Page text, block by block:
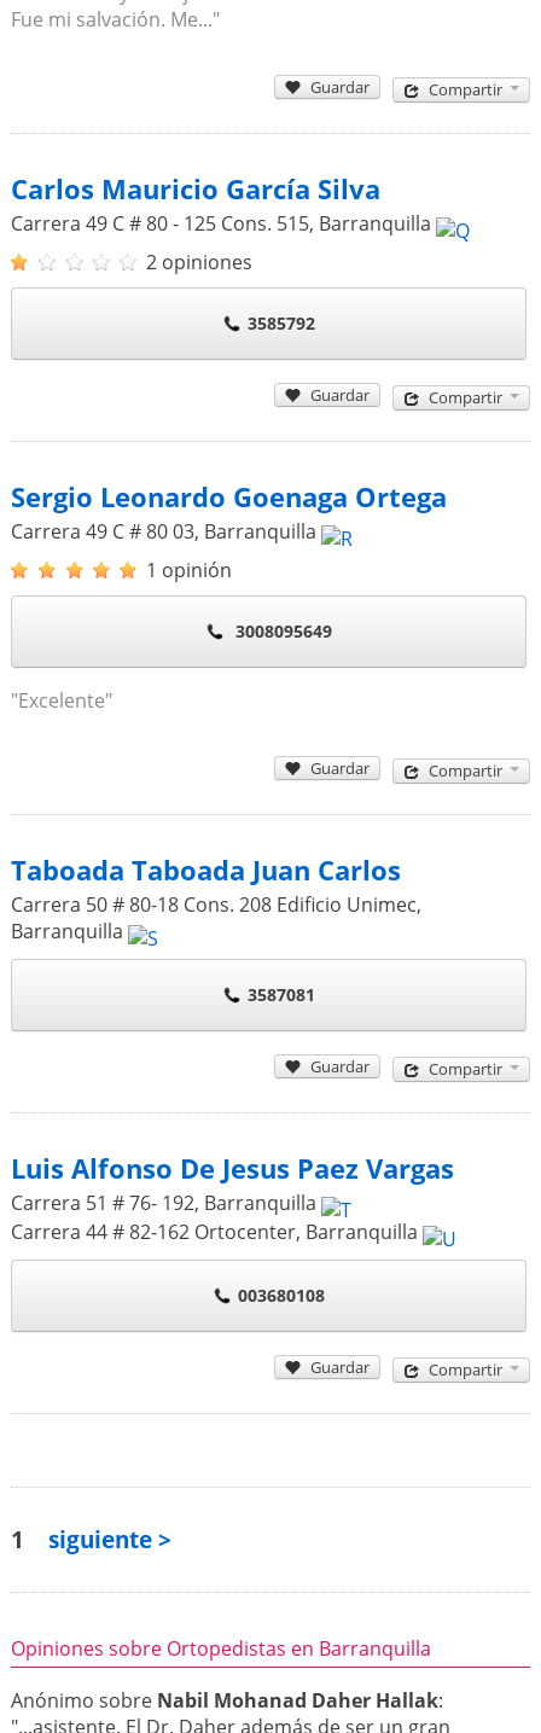
Fue mi salvación. Me..."
Guardar Compartir
Carlos Mauricio García Silva
Carrera 49 C # 80 - 125 Cons. 515, Barranquilla
2 opiniones
3585792
Guardar Compartir
Sergio Leonardo Goenaga Ortega
Carrera 49 C # 80 03, Barranquilla
1 opinión
3008095649
"Excelente"
Guardar Compartir
Taboada Taboada Juan Carlos
Carrera 50 # 80-18 Cons. 208 Edificio Unimec,
Barranquilla
3587081
Guardar Compartir
Luis Alfonso De Jesus Paez Vargas
Carrera 51 # 76- 192, Barranquilla
Carrera 44 # 82-162 Ortocenter, Barranquilla
003680108
Guardar Compartir
1 siguiente >
Opiniones sobre Ortopedistas en Barranquilla
Anónimo sobre Nabil Mohanad Daher Hallak:
"...asistente. El Dr. Daher además de ser un gran